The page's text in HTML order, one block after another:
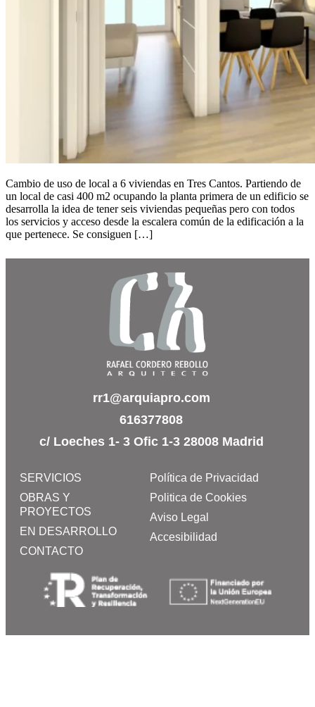
Cambio de uso de local a 6 viviendas en Tres Cantos. Partiendo de
un local de casi 400 m2 ocupando la planta primera de un edificio se
desarrolla la idea de tener seis viviendas pequeñas pero con todos
los servicios y acceso desde la escalera común de la edificación a la
que pertenece. Se consiguen […]
rr1@arquiapro.com
616377808
c/ Loeches 1- 3 Ofic 1-3 28008 Madrid
SERVICIOS
OBRAS Y
PROYECTOS
EN DESARROLLO
CONTACTO
Política de Privacidad
Politica de Cookies
Aviso Legal
Accesibilidad